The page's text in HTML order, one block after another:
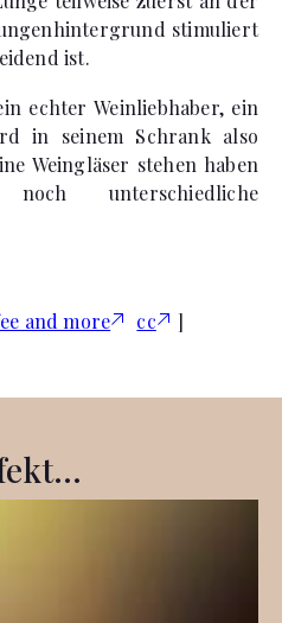
stimuliert
ist.
echter Weinliebhaber, ein
in seinem Schrank also
Weingläser stehen haben
unterschiedliche
and more cc ]